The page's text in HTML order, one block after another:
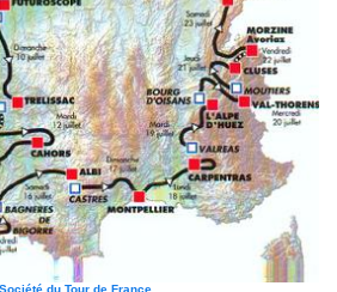
du Tour de France